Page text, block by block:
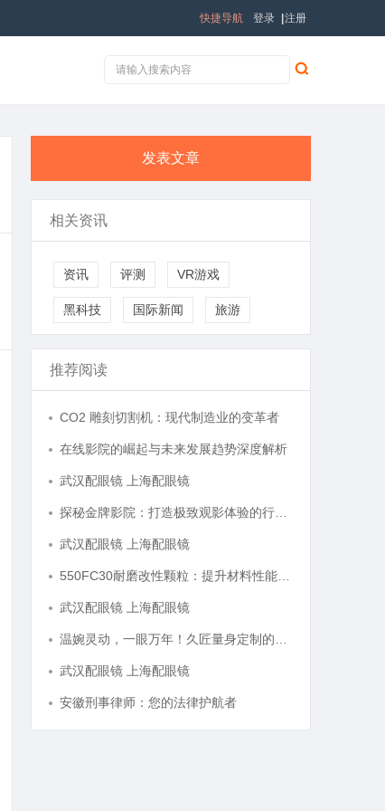
登录 注册
快捷导航
发表文章
相关资讯
资讯 评测 VR游戏
黑科技 国际新闻 旅游
推荐阅读
CO2 雕刻切割机：现代制造业的变革者
在线影院的崛起与未来发展趋势深度解析
武汉配眼镜 上海配眼镜
武汉配眼镜 上海配眼镜
武汉配眼镜 上海配眼镜
武汉配眼镜 上海配眼镜
安徽刑事律师：您的法律护航者